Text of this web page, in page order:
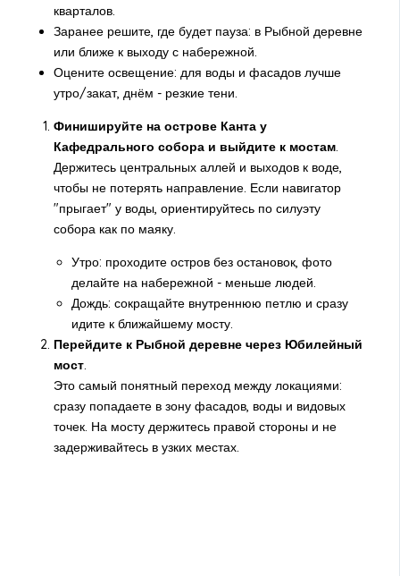
кварталов.
Заранее решите, где будет пауза: в Рыбной деревне
или ближе к выходу с набережной.
Оцените освещение: для воды и фасадов лучше
утро/закат, днём - резкие тени.
Финишируйте на острове Канта у
Кафедрального собора и выйдите к мостам.
Держитесь центральных аллей и выходов к воде,
чтобы не потерять направление. Если навигатор
"прыгает" у воды, ориентируйтесь по силуэту
собора как по маяку.
Утро: проходите остров без остановок, фото
делайте на набережной - меньше людей.
Дождь: сокращайте внутреннюю петлю и сразу
идите к ближайшему мосту.
Перейдите к Рыбной деревне через Юбилейный
мост.
Это самый понятный переход между локациями:
сразу попадаете в зону фасадов, воды и видовых
точек. На мосту держитесь правой стороны и не
задерживайтесь в узких местах.